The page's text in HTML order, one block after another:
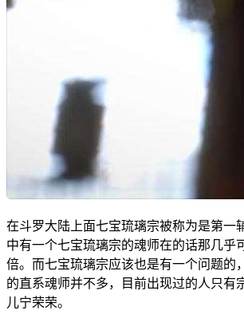
在斗罗大陆上面七宝琉璃宗被称为是第一
中有一个七宝琉璃宗的魂师在的话那几乎
倍。而七宝琉璃宗应该也是有一个问题的
的直系魂师并不多，目前出现过的人只有
儿宁荣荣。